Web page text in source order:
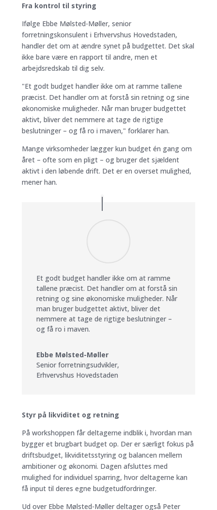
Fra kontrol til styring
Ifølge Ebbe Mølsted-Møller, senior
forretningskonsulent i Erhvervshus Hovedstaden,
handler det om at ændre synet på budgettet. Det skal
ikke bare være en rapport til andre, men et
arbejdsredskab til dig selv.
"Et godt budget handler ikke om at ramme tallene
præcist. Det handler om at forstå sin retning og sine
økonomiske muligheder. Når man bruger budgettet
aktivt, bliver det nemmere at tage de rigtige
beslutninger – og få ro i maven," forklarer han.
Mange virksomheder lægger kun budget én gang om
året – ofte som en pligt – og bruger det sjældent
aktivt i den løbende drift. Det er en overset mulighed,
mener han.
Et godt budget handler ikke om at ramme
tallene præcist. Det handler om at forstå sin
retning og sine økonomiske muligheder. Når
man bruger budgettet aktivt, bliver det
nemmere at tage de rigtige beslutninger –
og få ro i maven.
Ebbe Mølsted-Møller
Senior forretningsudvikler,
Erhvervshus Hovedstaden
Styr på likviditet og retning
På workshoppen får deltagerne indblik i, hvordan man
bygger et brugbart budget op. Der er særligt fokus på
driftsbudget, likviditetsstyring og balancen mellem
ambitioner og økonomi. Dagen afsluttes med
mulighed for individuel sparring, hvor deltagerne kan
få input til deres egne budgetudfordringer.
Ud over Ebbe Mølsted-Møller deltager også Peter